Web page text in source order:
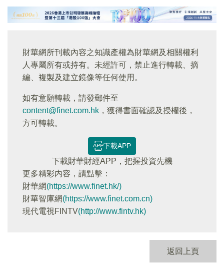
財華網所刊載內容之知識產權為財華網及相關權利
人專屬所有或持有。未經許可，禁止進行轉載、摘
編、複製及建立鏡像等任何使用。
如有意願轉載，請發郵件至
content@finet.com.hk ，獲得書面確認及授權後，
方可轉載。
下載APP
下載財華財經APP，把握投資先機
更多精彩内容，請點擊：
財華網(https://www.finet.hk/)
財華智庫網(https://www.finet.com.cn)
現代電視FINTV(http://www.fintv.hk)
返回上頁